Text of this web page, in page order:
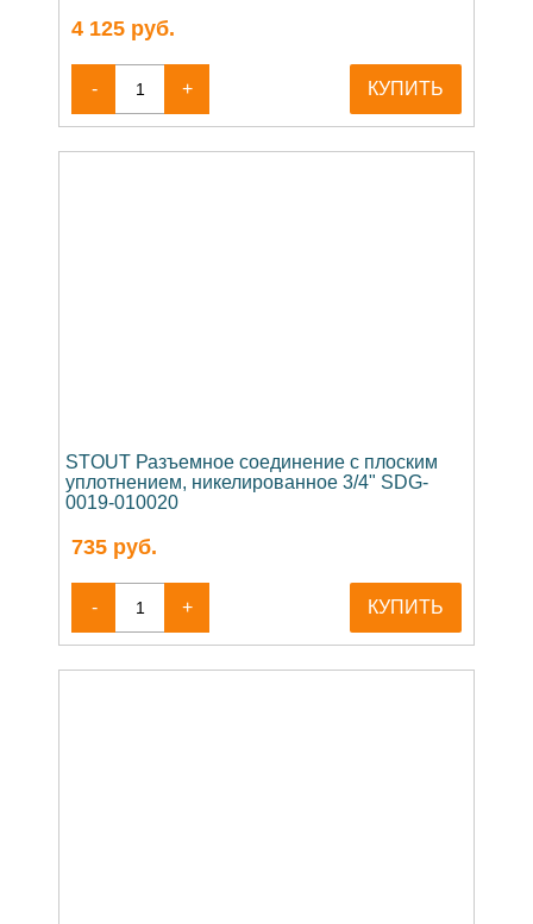
4 125 руб.
- + КУПИТЬ
STOUT Разъемное соединение с плоским
уплотнением, никелированное 3/4" SDG-
0019-010020
735 руб.
- + КУПИТЬ